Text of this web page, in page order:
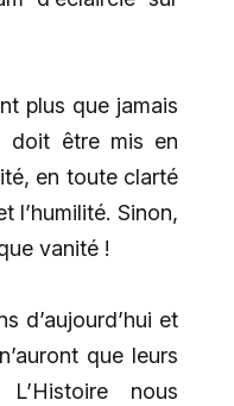
plus que jamais
doit être mis en
en toute clarté
l’humilité. Sinon,
vanité !
d’aujourd’hui et
que leurs
nous